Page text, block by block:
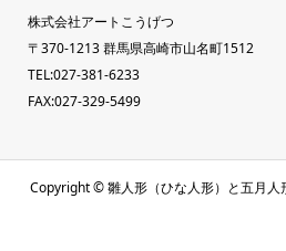
株式会社アートこうげつ
〒370-1213 群馬県高崎市山名町1512
TEL:027-381-6233
FAX:027-329-5499
Copyright ©雛人形（ひな人形）と五月人